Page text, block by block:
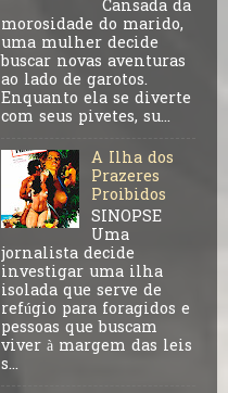
Cansada da
morosidade do marido,
uma mulher decide
buscar novas aventuras
ao lado de garotos.
Enquanto ela se diverte
com seus pivetes, su...
A Ilha dos
Prazeres
Proibidos
SINOPSE
Uma
jornalista decide
investigar uma ilha
isolada que serve de
refúgio para foragidos e
pessoas que buscam
viver à margem das leis
s...